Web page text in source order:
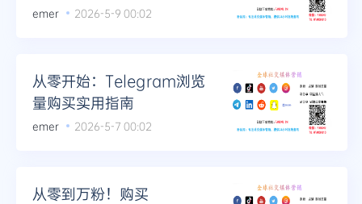
emer 2026-5-9 00:02
从零开始：Telegram浏览
量购买实用指南
emer 2026-5-7 00:02
从零到万粉！购买